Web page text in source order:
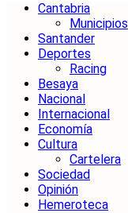
Cantabria
Municipios
Santander
Deportes
Racing
Besaya
Nacional
Internacional
Economía
Cultura
Cartelera
Sociedad
Opinión
Hemeroteca